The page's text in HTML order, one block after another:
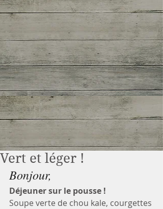
Vert et léger !
Bonjour,
Déjeuner sur le pousse !
Soupe verte de chou kale, courgettes